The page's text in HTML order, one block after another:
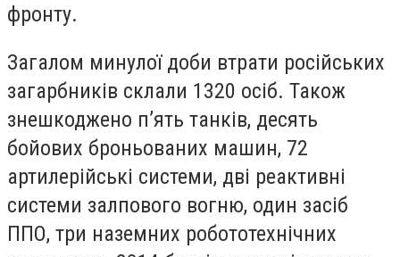
фронту.
Загалом минулої доби втрати російських
загарбників склали 1320 осіб. Також
знешкоджено п’ять танків, десять
бойових броньованих машин, 72
артилерійські системи, дві реактивні
системи залпового вогню, один засіб
ППО, три наземних робототехнічних